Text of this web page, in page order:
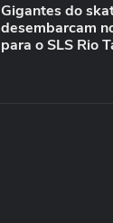
Gigantes do
desembarcam
para o SLS Rio